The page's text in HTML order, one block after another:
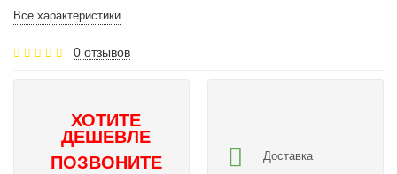
Все характеристики
0 отзывов
ХОТИТЕ
ДЕШЕВЛЕ
ПОЗВОНИТЕ
Доставка